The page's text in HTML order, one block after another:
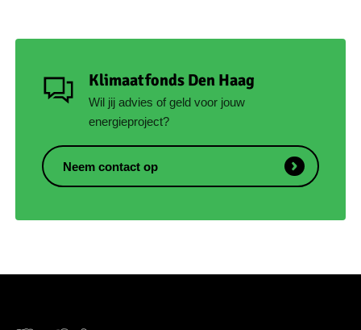
Klimaatfonds Den Haag
Wil jij advies of geld voor jouw
energieproject?
Neem contact op